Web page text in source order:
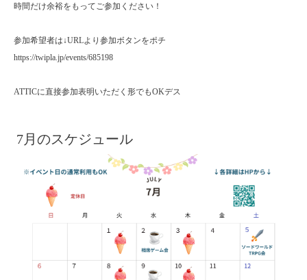
時間だけ余裕をもってご参加ください！
参加希望者は↓URLより参加ボタンをポチ
https://twipla.jp/events/685198
ATTICに直接参加表明いただく形でもOKデス
7月のスケジュール